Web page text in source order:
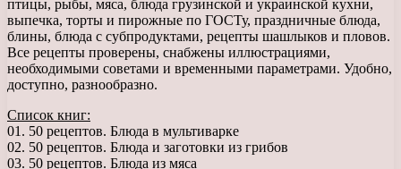
птицы, рыбы, мяса, блюда грузинской и украинской кухни,
выпечка, торты и пирожные по ГОСТу, праздничные блюда,
блины, блюда с субпродуктами, рецепты шашлыков и пловов.
Все рецепты проверены, снабжены иллюстрациями,
необходимыми советами и временными параметрами. Удобно,
доступно, разнообразно.
Список книг:
01. 50 рецептов. Блюда в мультиварке
02. 50 рецептов. Блюда и заготовки из грибов
03. 50 рецептов. Блюда из мяса